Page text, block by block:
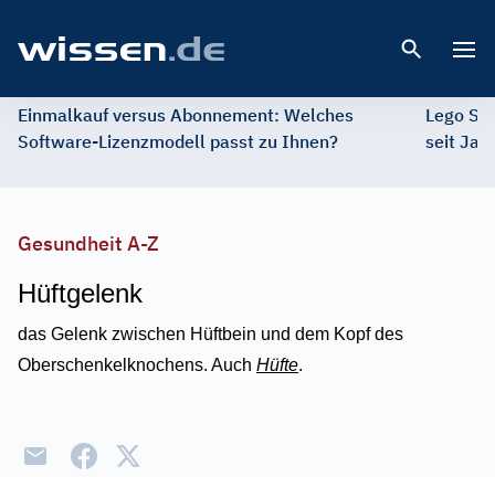
Einmalkauf versus Abonnement: Welches
Software-Lizenzmodell passt zu Ihnen?
Lego
seit
Gesundheit A-Z
Hüftgelenk
das Gelenk zwischen Hüftbein und dem Kopf des
Oberschenkelknochens. Auch Hüfte.